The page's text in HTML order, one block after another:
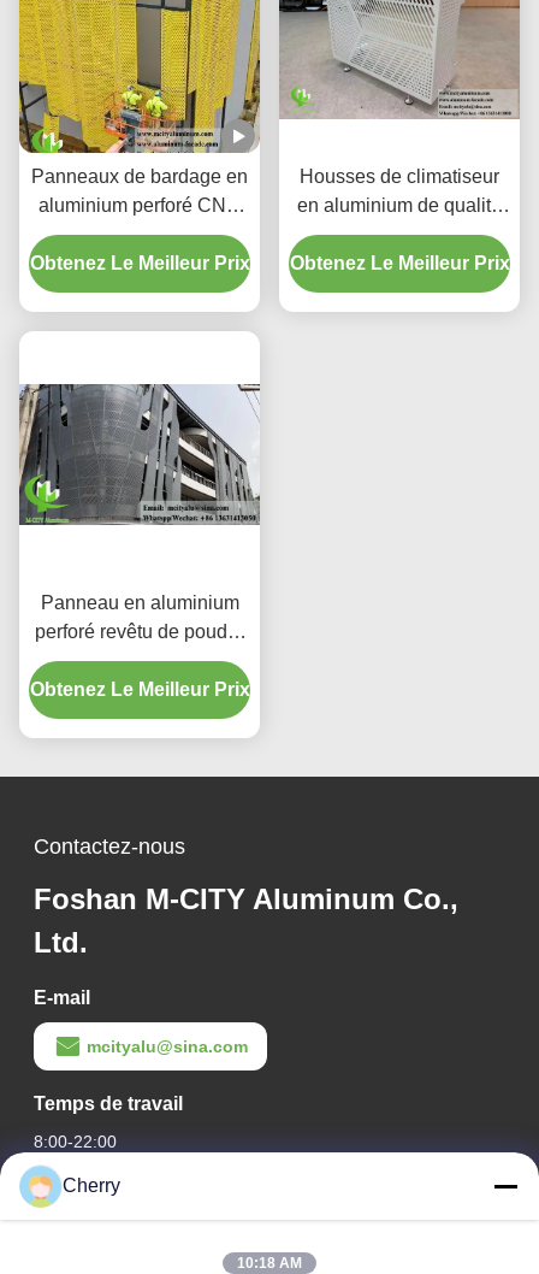
Panneaux de bardage en
aluminium perforé CNC
personnalisés avec
alliage 3003 H14/H24 et
revêtement PVDF pour
Obtenez Le Meilleur Prix
Housses de climatiseur
en aluminium de qualité
supérieure | Écrans de
protection décoratifs
Obtenez Le Meilleur Prix
Panneau en aluminium
perforé revêtu de poudre
avec couleurs RAL
personnalisées et motifs
de découpe laser pour
Obtenez Le Meilleur Prix
Contactez-nous
Foshan M-CITY Aluminum Co.,
Ltd.
E-mail
mcityalu@sina.com
Temps de travail
8:00-22:00
Notre adresse
Cherry
10:18 AM